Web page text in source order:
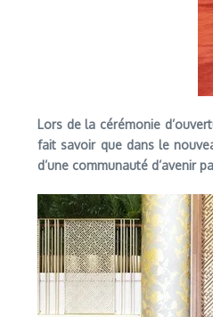
Lors de la cérémonie
fait savoir que dans le
d’une communauté d’avenir